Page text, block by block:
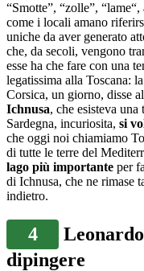
“Smotte”, “zolle”,
come i locali amano
uniche da aver generato
che, da secoli, vengono
esse ha che fare con una
legatissima alla Toscana: la
Corsica, un giorno, disse
Ichnusa, che esisteva
Sardegna, incuriosita, si
che oggi noi chiamiamo
di tutte le terre del
lago più importante per
di Ichnusa, che ne rimase
indietro.
4
dipingere